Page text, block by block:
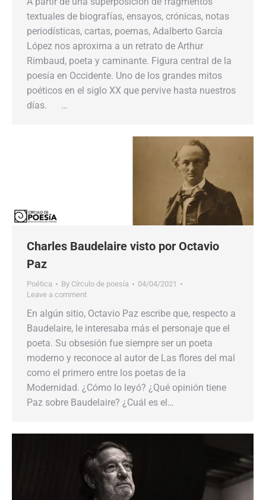
textuales de biografías, ensayos, crónicas, notas
periodísticas, cartas, poemas, Adalberto García
López nos aproxima a un retrato de Arthur
Rimbaud, poeta y caminante. Figura central de la
poesía en Occidente. Uno de los grandes mitos
poéticos en el siglo XX que pervive hasta nuestros
días. …
Charles Baudelaire visto por Octavio
Paz
Poética By Círculo de poesía
04/04/2021
Leave a comment
En algún sitio, Octavio Paz escribe que, respecto a
Baudelaire, le interesaba más el personaje que el
poeta. Su obsesión fue siempre ser un poeta
moderno y reconoce al autor de Las flores del mal
como el primero entre los poetas de la
Modernidad. ¿Cómo lo leyó? ¿Qué opinión tiene
Paz sobre Baudelaire? ¿Cuál es el…